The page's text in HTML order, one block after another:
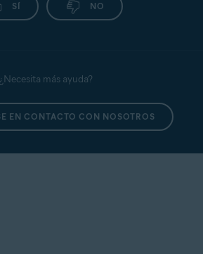
SÍ NO
¿Necesita más ayuda?
EN CONTACTO CON NOSOTROS